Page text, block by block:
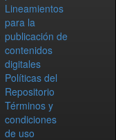
Lineamientos
para la
publicación de
contenidos
digitales
Políticas del
Repositorio
Términos y
condiciones
de uso